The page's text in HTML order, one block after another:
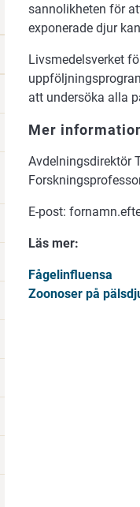
sannolikheten för
exponerade djur
Livsmedelsverket
att undersöka alla
Mer
Avdelningsdirektör
E-post:
Läs mer:
Fågelinfluensa
Zoonoser på